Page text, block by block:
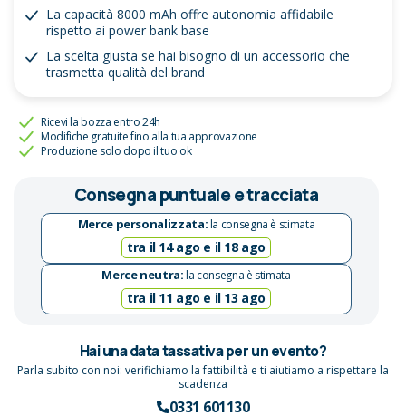
La capacità 8000 mAh offre autonomia affidabile
rispetto ai power bank base
La scelta giusta se hai bisogno di un accessorio che
trasmetta qualità del brand
Ricevi la bozza entro 24h
Modifiche gratuite fino alla tua approvazione
Produzione solo dopo il tuo ok
Consegna puntuale e tracciata
Merce personalizzata:la consegna è stimata
tra il 14 ago e il 18 ago
Merce neutra:la consegna è stimata
tra il 11 ago e il 13 ago
Hai una data tassativa per un evento?
Parla subito con noi: verifichiamo la fattibilità e ti aiutiamo a rispettare la
scadenza
0331 601130